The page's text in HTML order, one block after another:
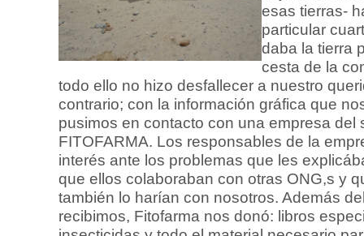
esas tierras-
particular
daba la tierra
cesta de la
todo ello no hizo desfallecer a nuestro
contrario; con la información gráfica que
pusimos en contacto con una empresa del
FITOFARMA. Los responsables de la
interés ante los problemas que les
que ellos colaboraban con otras ONG,s y
también lo harían con nosotros. Además
recibimos, Fitofarma nos donó: libros